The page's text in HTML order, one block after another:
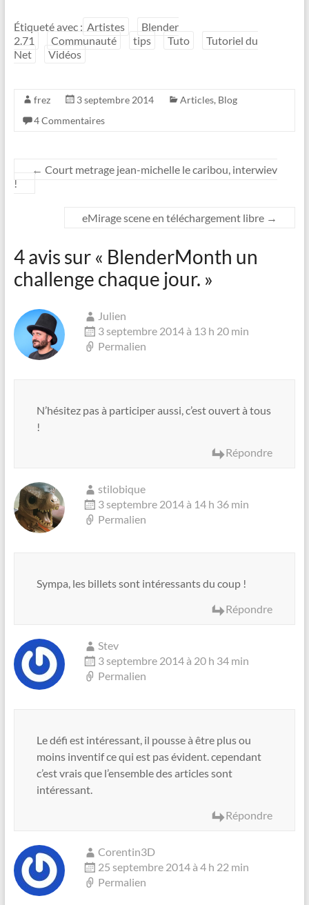
t
t
e
r
e
o
Étiqueté avec : Artistes
Blender
2.71
Communauté tips Tuto
Tutoriel du
Net
Vidéos
frez 3 septembre 2014 Articles, Blog
4 Commentaires
← Court metrage jean-michelle le caribou, interwiev
!
eMirage scene en téléchargement libre →
4 avis sur « BlenderMonth un
challenge chaque jour. »
Julien
3 septembre 2014 à 13 h 20 min
Permalien
N’hésitez pas à participer aussi, c’est ouvert à tous
!
Répondre
stilobique
3 septembre 2014 à 14 h 36 min
Permalien
Sympa, les billets sont intéressants du coup !
Répondre
Stev
3 septembre 2014 à 20 h 34 min
Permalien
Le défi est intéressant, il pousse à être plus ou
moins inventif ce qui est pas évident. cependant
c’est vrais que l’ensemble des articles sont
intéressant.
Répondre
Corentin3D
25 septembre 2014 à 4 h 22 min
Permalien